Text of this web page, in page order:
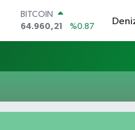
BITCOIN
64.960,21
%0.87
GRAM ALTIN